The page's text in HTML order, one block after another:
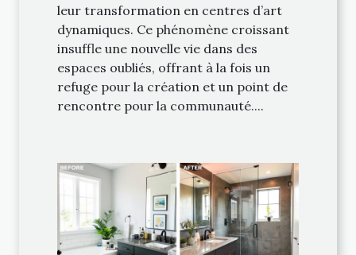
leur transformation en centres d’art
dynamiques. Ce phénomène croissant
insuffle une nouvelle vie dans des
espaces oubliés, offrant à la fois un
refuge pour la création et un point de
rencontre pour la communauté....